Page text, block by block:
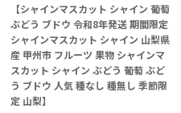
【シャインマスカット シャイン 葡萄
ぶどう ブドウ 令和8年発送 期間限定
シャインマスカット シャイン 山梨県
産 甲州市 フルーツ 果物 シャインマ
スカット シャイン ぶどう 葡萄 ぶど
う ブドウ 人気 種なし 種無し 季節限
定 山梨】